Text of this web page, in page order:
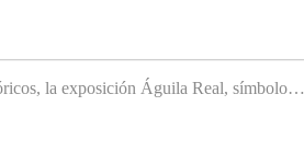
la exposición Águila Real, símbolo…